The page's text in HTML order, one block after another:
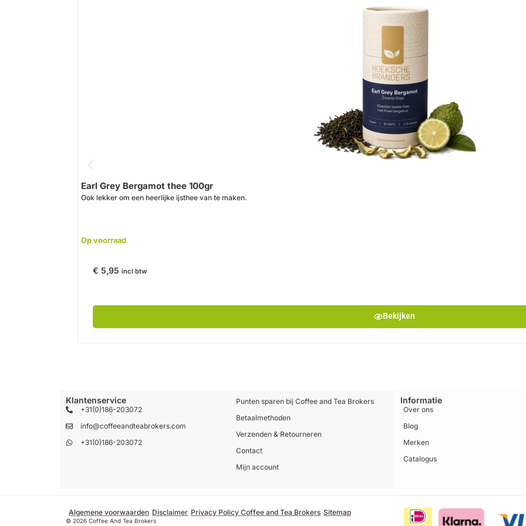
Earl Grey Bergamot thee 100gr
Ook lekker om een heerlijke ijsthee van te maken.
Op voorraad
€ 5,95 incl btw
Bekijken
Klantenservice
+31(0)186-203072
info@coffeeandteabrokers.com
+31(0)186-203072
Punten sparen bij Coffee and Tea Brokers
Betaalmethoden
Verzenden & Retourneren
Contact
Mijn account
Informatie
Over ons
Blog
Merken
Catalogus
Algemene voorwaarden Disclaimer Privacy Policy Coffee and Tea Brokers Sitemap
© 2026 Coffee And Tea Brokers